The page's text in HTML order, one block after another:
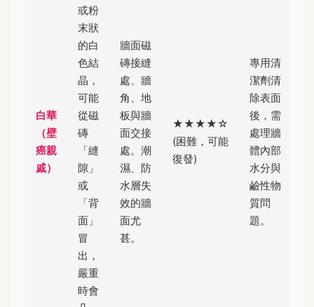
白華
（壁
癌親
戚）
或粉
末狀
的白
色結
晶，
可能
從磁
磚
「縫
隙」
或
「背
面」
冒
出，
嚴重
時會
牆面磁
磚接縫
處、牆
角、地
板與牆
面交接
處。潮
濕、防
水層失
效的牆
面尤
甚。
★★★★☆
(困難，可能
復發)
專用清
潔劑清
除表面
後，需
處理牆
體內部
水分與
鹼性物
質問
題。